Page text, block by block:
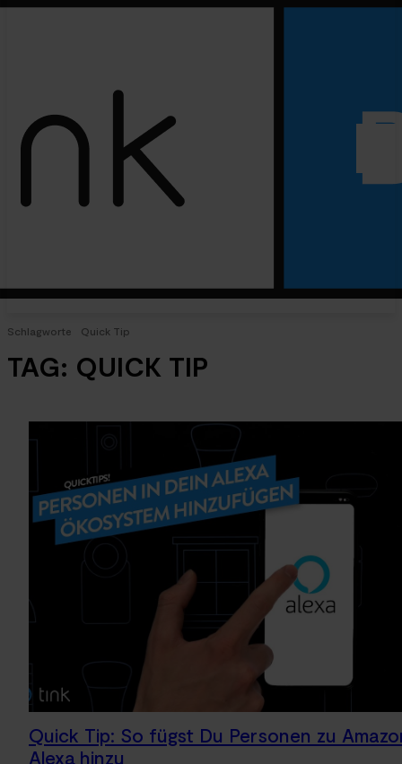
Schlagworte Quick Tip
TAG: QUICK TIP
Quick Tip: So fügst Du Personen zu
Alexa hinzu